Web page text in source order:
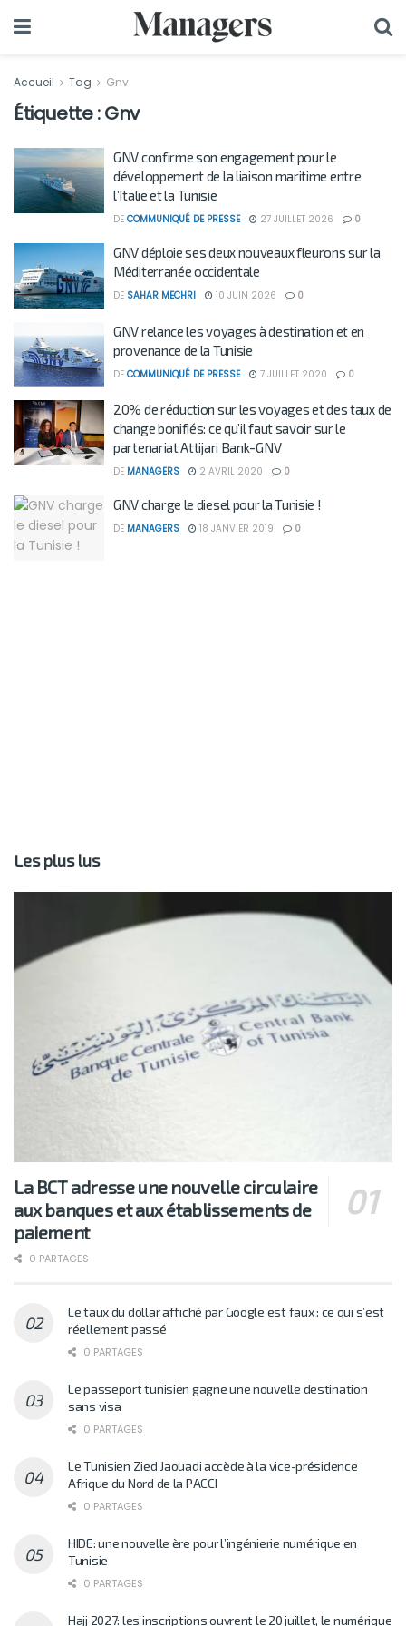
Accueil Tag Gnv
Étiquette :Gnv
GNV confirme son engagement pour le
développement de la liaison maritime entre
l’Italie et la Tunisie
DE COMMUNIQUÉ DE PRESSE 27 JUILLET 2026 0
GNV déploie ses deux nouveaux fleurons sur la
Méditerranée occidentale
DE SAHAR MECHRI 10 JUIN 2026 0
GNV relance les voyages à destination et en
provenance de la Tunisie
DE COMMUNIQUÉ DE PRESSE 7 JUILLET 2020 0
20% de réduction sur les voyages et des taux de
change bonifiés: ce qu’il faut savoir sur le
partenariat Attijari Bank-GNV
DE MANAGERS 2 AVRIL 2020 0
GNV charge le diesel pour la Tunisie !
DE MANAGERS 18 JANVIER 2019 0
Les plus lus
La BCT adresse une nouvelle circulaire
aux banques et aux établissements de
paiement
0 PARTAGES
Le taux du dollar affiché par Google est faux : ce qui s’est
réellement passé
0 PARTAGES
Le passeport tunisien gagne une nouvelle destination
sans visa
0 PARTAGES
Le Tunisien Zied Jaouadi accède à la vice-présidence
Afrique du Nord de la PACCI
0 PARTAGES
HIDE: une nouvelle ère pour l’ingénierie numérique en
Tunisie
0 PARTAGES
Hajj 2027: les inscriptions ouvrent le 20 juillet, le numérique